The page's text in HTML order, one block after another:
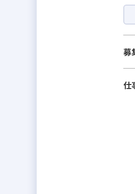
募
仕